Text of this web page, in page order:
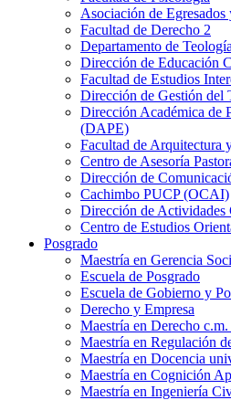
Asociación de Egresados
Facultad de Derecho 2
Departamento de Teología
Dirección de Educación
Facultad de Estudios
Dirección de Gestión
Dirección Académica de
(DAPE)
Facultad de Arquitectura
Centro de Asesoría
Dirección de
Cachimbo PUCP (OCAI)
Dirección de Actividades
Centro de Estudios
Posgrado
Maestría en Gerencia
Escuela de Posgrado
Escuela de Gobierno y
Derecho y Empresa
Maestría en Derecho
Maestría en Regulación
Maestría en Docencia
Maestría en Cognición
Maestría en Ingeniería